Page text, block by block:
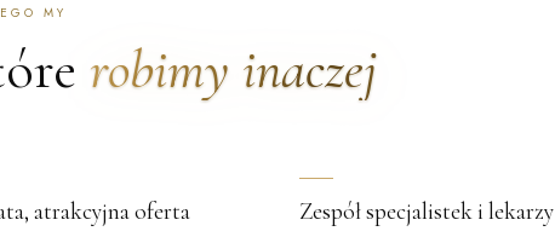
MY
robimy inaczej
atrakcyjna oferta Zespół specjalistek i lekarzy